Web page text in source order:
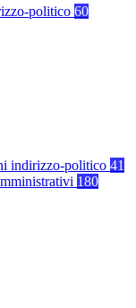
politico 60
indirizzo-politico 41
180